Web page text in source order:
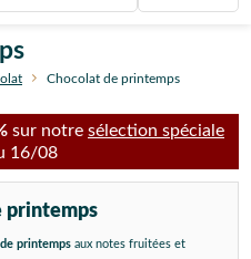
Chocolat de printemps
sur notre sélection spéciale
16/08
printemps
printemps aux notes fruitées et